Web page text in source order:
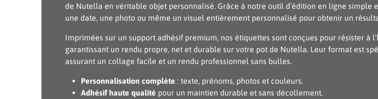
de Nutella en véritable objet personnalisé. Grâce à notre outil d’édition en ligne simple
une date, une photo ou même un visuel entièrement personnalisé pour obtenir un
Imprimées sur un support adhésif premium, nos étiquettes sont conçues pour résister à
garantissant un rendu propre, net et durable sur votre pot de Nutella. Leur format est
assurant un collage facile et un rendu professionnel sans bulles.
Personnalisation complète : texte, prénoms, photos et couleurs.
Adhésif haute qualité pour un maintien durable et sans décollement.